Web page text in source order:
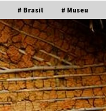
# Brasil # Museu